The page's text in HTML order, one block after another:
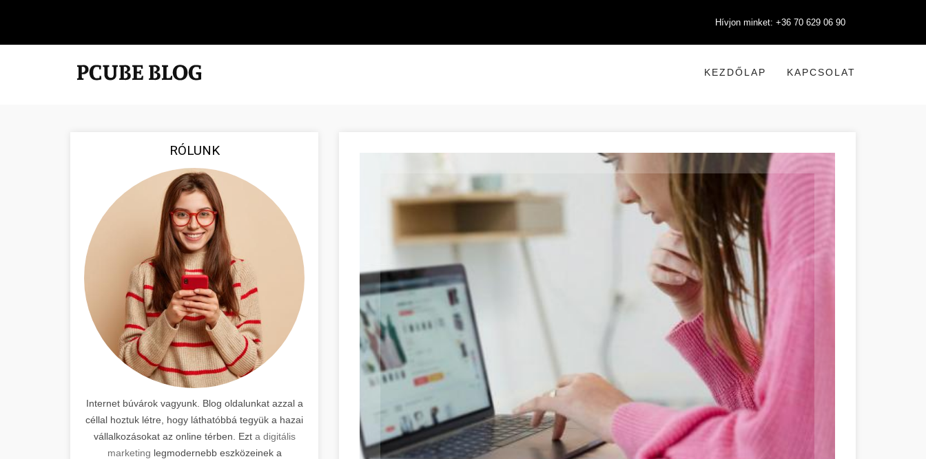
Hívjon minket: +36 70 629 06 90
KEZDŐLAP KAPCSOLAT
RÓLUNK
Internet búvárok vagyunk. Blog oldalunkat azzal a
céllal hoztuk létre, hogy láthatóbbá tegyük a hazai
vállalkozásokat az online térben. Ezt a digitális
marketing legmodernebb eszközeinek a